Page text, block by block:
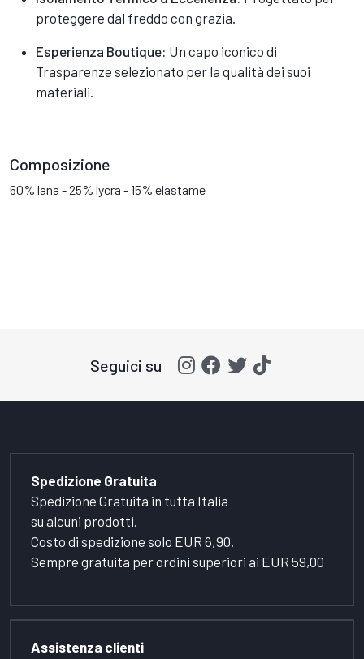
proteggere dal freddo con grazia.
Esperienza Boutique: Un capo iconico di
Trasparenze selezionato per la qualità dei suoi
materiali.
Composizione
60% lana - 25% lycra - 15% elastame
Seguici su
Spedizione Gratuita
Spedizione Gratuita in tutta Italia
su alcuni prodotti.
Costo di spedizione solo EUR 6,90.
Sempre gratuita per ordini superiori ai EUR 59,00
Assistenza clienti